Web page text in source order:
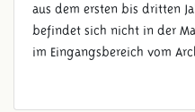
aus dem ersten bis dritten
befindet sich nicht in der
im Eingangsbereich vom